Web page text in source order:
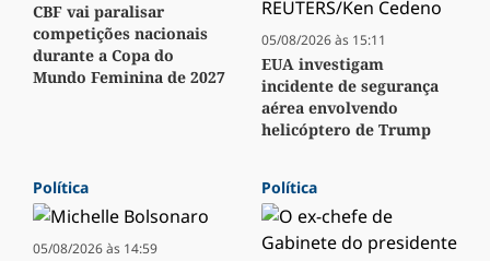
CBF vai paralisar
competições nacionais
durante a Copa do
Mundo Feminina de 2027
05/08/2026 às 15:11
EUA investigam
incidente de segurança
aérea envolvendo
helicóptero de Trump
Política
05/08/2026 às 14:59
Política